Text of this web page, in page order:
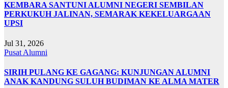
KEMBARA SANTUNI ALUMNI NEGERI SEMBILAN
PERKUKUH JALINAN, SEMARAK KEKELUARGAAN
UPSI
Jul 31, 2026
Pusat Alumni
SIRIH PULANG KE GAGANG: KUNJUNGAN ALUMNI
ANAK KANDUNG SULUH BUDIMAN KE ALMA MATER